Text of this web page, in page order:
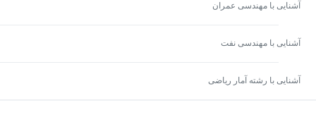
آشنایی با مهندسی عمران
آشنایی با مهندسی نفت
آشنایی با رشته آمار ریاضی